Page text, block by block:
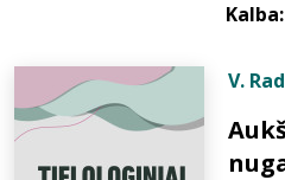
Kalba:
V.